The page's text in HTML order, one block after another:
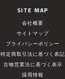
SITE MAP
会社概要
サイトマップ
プライバシーポリシー
特定商取引法に基づく表記
古物営業法に基づく表示
採用情報